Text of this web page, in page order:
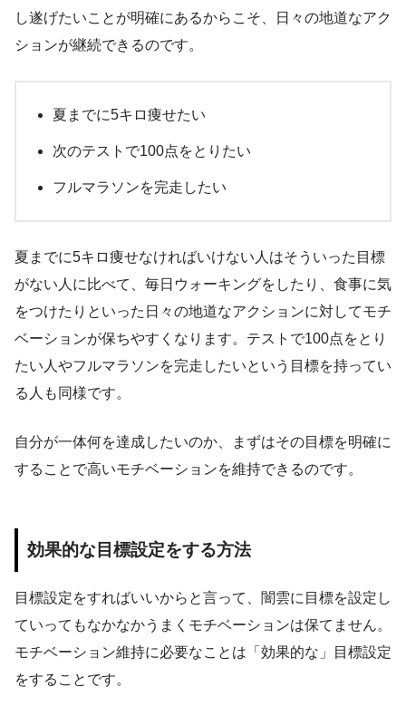
し遂げたいことが明確にあるからこそ、日々の地道なアク
ションが継続できるのです。
夏までに5キロ痩せたい
次のテストで100点をとりたい
フルマラソンを完走したい
夏までに5キロ痩せなければいけない人はそういった目標
がない人に比べて、毎日ウォーキングをしたり、食事に気
をつけたりといった日々の地道なアクションに対してモチ
ベーションが保ちやすくなります。テストで100点をとり
たい人やフルマラソンを完走したいという目標を持ってい
る人も同様です。
自分が一体何を達成したいのか、まずはその目標を明確に
することで高いモチベーションを維持できるのです。
効果的な目標設定をする方法
目標設定をすればいいからと言って、闇雲に目標を設定し
ていってもなかなかうまくモチベーションは保てません。
モチベーション維持に必要なことは「効果的な」目標設定
をすることです。